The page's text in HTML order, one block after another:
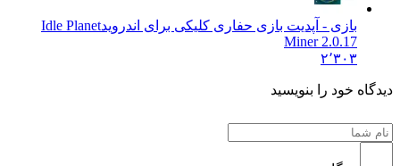
بازی - آپدیت بازی حفاری کلیکی برای اندرویدIdle Planet
Miner 2.0.17
۲٬۳۰۳
دیدگاه خود را بنویسید